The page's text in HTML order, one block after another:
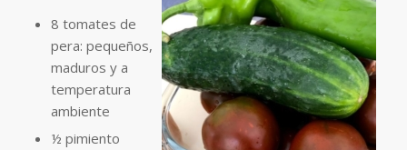
8 tomates de
pera: pequeños,
maduros y a
temperatura
ambiente
½ pimiento